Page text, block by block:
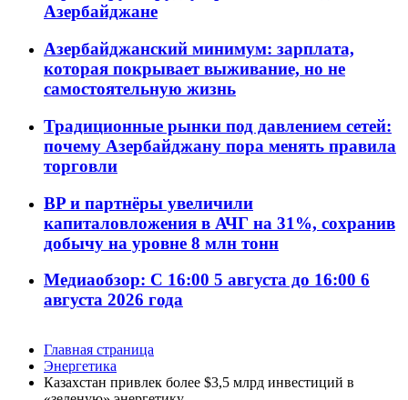
Азербайджане
Азербайджанский минимум: зарплата,
которая покрывает выживание, но не
самостоятельную жизнь
Традиционные рынки под давлением сетей:
почему Азербайджану пора менять правила
торговли
BP и партнёры увеличили
капиталовложения в АЧГ на 31%, сохранив
добычу на уровне 8 млн тонн
Медиаобзор: С 16:00 5 августа до 16:00 6
августа 2026 года
Главная страница
Энергетика
Казахстан привлек более $3,5 млрд инвестиций в